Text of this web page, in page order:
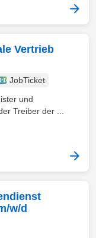
Vertrieb
JobTicket
und
Treiber der ...
w/d